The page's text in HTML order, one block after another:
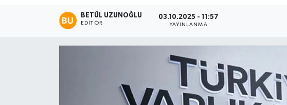
BETÜL UZUNOĞLU
EDITÖR
03.10.2025 - 11:57
YAYINLANMA